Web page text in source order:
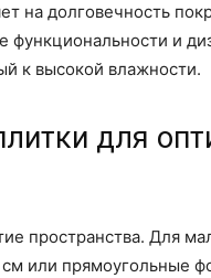
на долговечность
и
к высокой влажности.
для
пространства. Для
или прямоугольные